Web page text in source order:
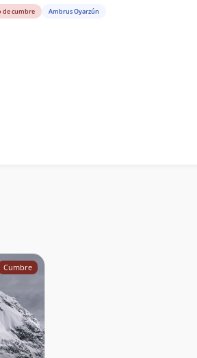
de cumbre Ambrus Oyarzún
Cumbre